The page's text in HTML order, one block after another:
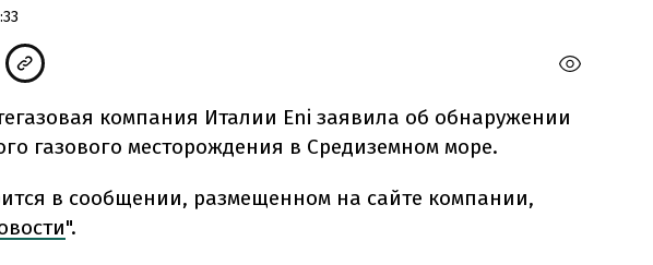
компания Италии Eni заявила об обнаружении
газового месторождения в Средиземном море.
в сообщении, размещенном на сайте компании,
".